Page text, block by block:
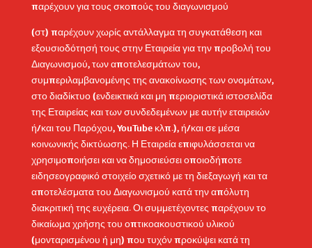
παρέχουν για τους σκοπούς του διαγωνισμού
(στ) παρέχουν χωρίς αντάλλαγμα τη συγκατάθεση και
εξουσιοδότησή τους στην Εταιρεία για την προβολή του
Διαγωνισμού, των αποτελεσμάτων του,
συμπεριλαμβανομένης της ανακοίνωσης των ονομάτων,
στο διαδίκτυο (ενδεικτικά και μη περιοριστικά ιστοσελίδα
της Εταιρείας και των συνδεδεμένων με αυτήν εταιρειών
ή/και του Παρόχου, YouTube κλπ.), ή/και σε μέσα
κοινωνικής δικτύωσης. Η Εταιρεία επιφυλάσσεται να
χρησιμοποιήσει και να δημοσιεύσει οποιοδήποτε
ειδησεογραφικό στοιχείο σχετικό με τη διεξαγωγή και τα
αποτελέσματα του Διαγωνισμού κατά την απόλυτη
διακριτική της ευχέρεια. Οι συμμετέχοντες παρέχουν το
δικαίωμα χρήσης του οπτικοακουστικού υλικού
(μονταρισμένου ή μη) που τυχόν προκύψει κατά τη